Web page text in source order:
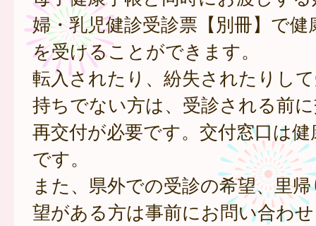
婦・乳児健診受診票【別冊】で健
を受けることができます。
転入されたり、紛失されたりし
持ちでない方は、受診される前
再交付が必要です。交付窓口は
です。
また、県外での受診の希望、里
望がある方は事前にお問い合わ